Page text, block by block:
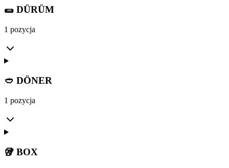
🌯 DÜRÜM
1 pozycja
🥙 DÖNER
1 pozycja
🥡 BOX